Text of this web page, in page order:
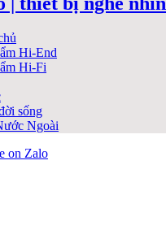
Hi-End
Hi-Fi
sống
Ngoài